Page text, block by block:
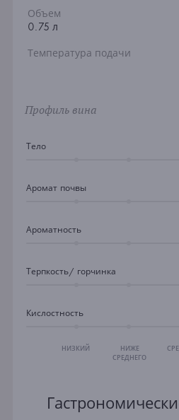
Объем
0.75 л
Температура подачи
Профиль вина
Тело
Аромат почвы
Ароматность
Терпкость/ горчинка
Кислостность
НИЗКИЙ
НИЖЕ
СРЕДНЕГО